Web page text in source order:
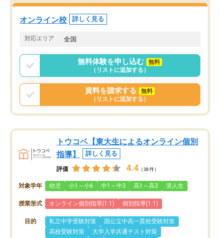
オンライン校 詳しく見る
対応エリア 全国
無料体験を申し込む
無料
（リストに追加する）
資料を請求する
無料
（リストに追加する）
トウコベ【東大生によるオンライン個別
指導】
詳しく見る
評価 4.4 （38件）
対象学年 幼児 小1～小6 中1～中3 高1～高3 浪人生
授業形式 オンライン個別指導(1:1) 個別指導(1:1)
目的 私立中学受験対策
国公立中高一貫校受験対策
高校受験対策
大学入学共通テスト対策